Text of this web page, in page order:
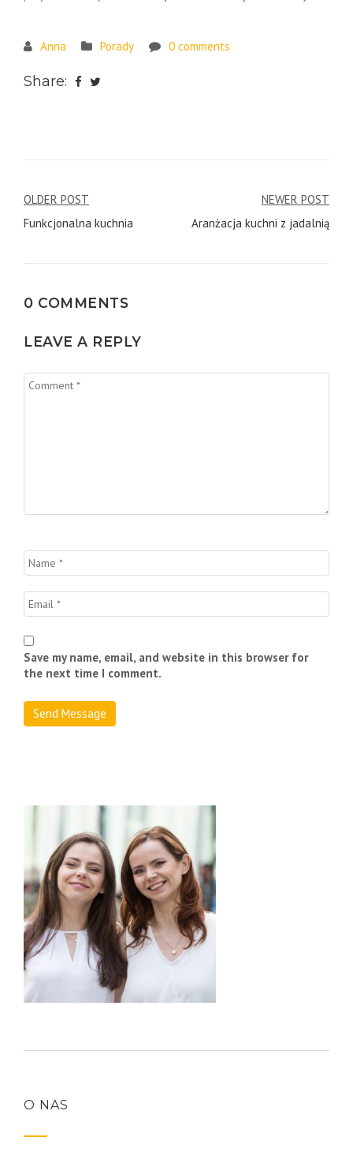
Anna Porady 0 comments
Share:
Post
navigation
OLDER POST
Funkcjonalna kuchnia
NEWER POST
Aranżacja kuchni z jadalnią
0 COMMENTS
LEAVE A REPLY
Save my name, email, and website in this browser for
the next time I comment.
O NAS